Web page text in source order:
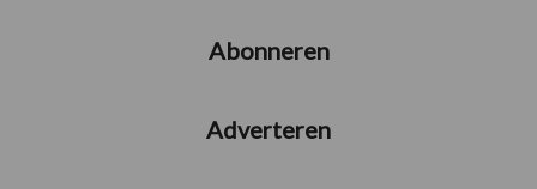
Abonneren
Adverteren